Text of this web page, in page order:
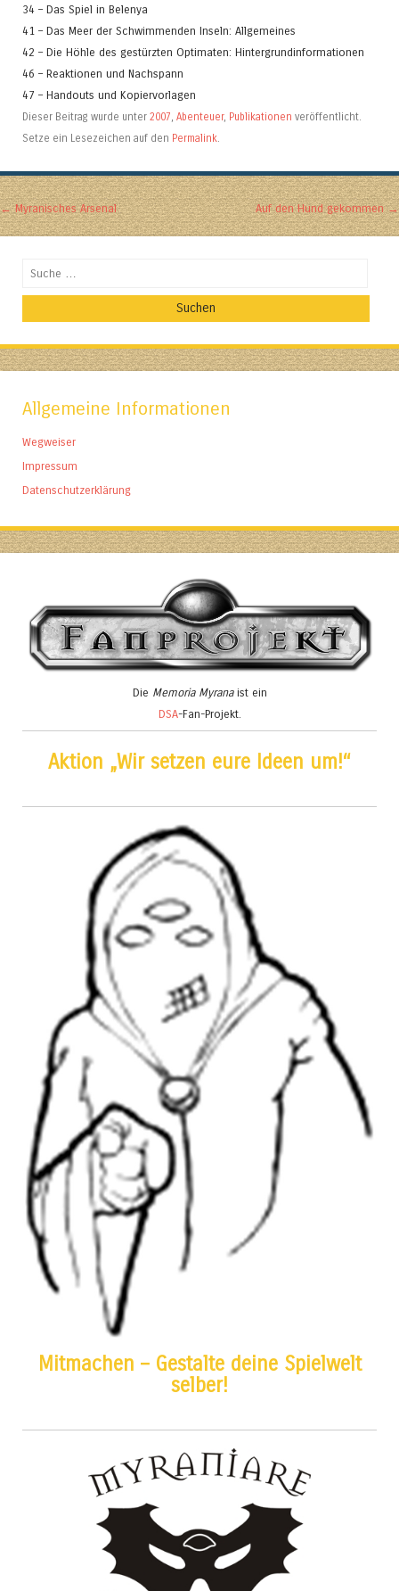
34 – Das Spiel in Belenya
41 – Das Meer der Schwimmenden Inseln: Allgemeines
42 – Die Höhle des gestürzten Optimaten: Hintergrundinformationen
46 – Reaktionen und Nachspann
47 – Handouts und Kopiervorlagen
Dieser Beitrag wurde unter 2007, Abenteuer, Publikationen veröffentlicht.
Setze ein Lesezeichen auf den Permalink.
Artikel-Navigation
←Myranisches Arsenal Auf den Hund gekommen→
Suchen
Allgemeine Informationen
Wegweiser
Impressum
Datenschutzerklärung
Die Memoria Myranaist ein
DSA-Fan-Projekt.
Aktion „Wir setzen eure Ideen um!“
Mitmachen – Gestalte deine Spielwelt
selber!